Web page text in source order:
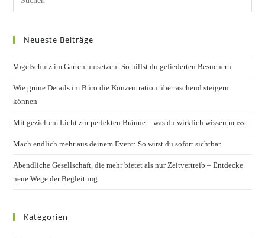
Neueste Beiträge
Vogelschutz im Garten umsetzen: So hilfst du gefiederten Besuchern
Wie grüne Details im Büro die Konzentration überraschend steigern
können
Mit gezieltem Licht zur perfekten Bräune – was du wirklich wissen musst
Mach endlich mehr aus deinem Event: So wirst du sofort sichtbar
Abendliche Gesellschaft, die mehr bietet als nur Zeitvertreib – Entdecke
neue Wege der Begleitung
Kategorien